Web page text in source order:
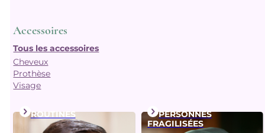
Accessoires
Tous les accessoires
Cheveux
Prothèse
Visage
ROUTINES
PERSONNES
FRAGILISÉES